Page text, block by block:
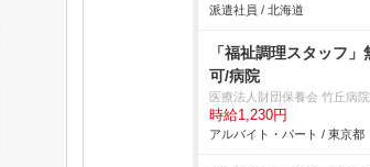
派遣社員 / 北海道
「福祉調理スタッフ
可/病院
医療法人財団保養会 竹丘病院
時給1,230円
アルバイト・パート / 東京都